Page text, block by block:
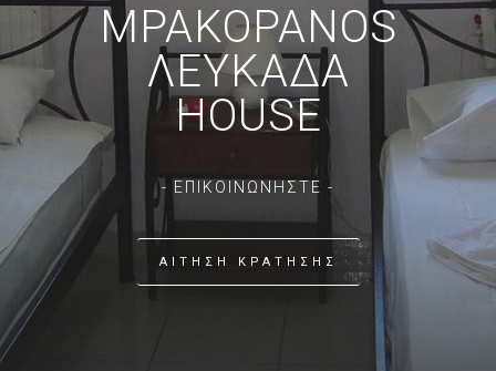
MPAKOPANOS
ΛΕΥΚΑΔΑ
HOUSE
- ΕΠΙΚΟΙΝΩΝΗΣΤΕ -
ΑΙΤΗΣΗ ΚΡΑΤΗΣΗΣ